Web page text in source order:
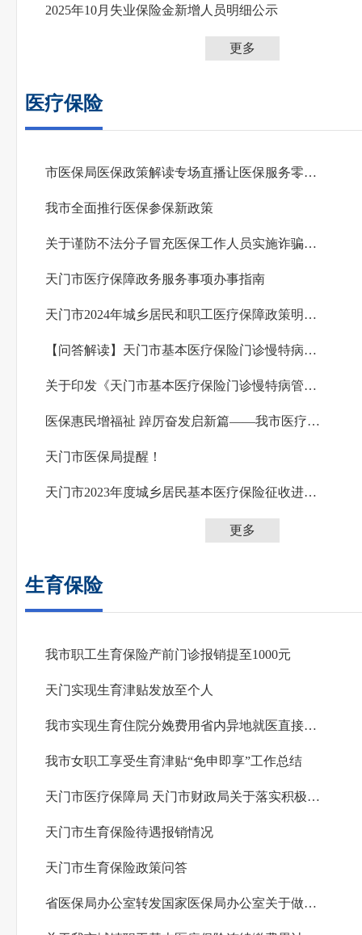
2025年10月失业保险金新增人员明细公示
更多
医疗保险
市医保局医保政策解读专场直播让医保服务零距离
我市全面推行医保参保新政策
关于谨防不法分子冒充医保工作人员实施诈骗的提示
天门市医疗保障政务服务事项办事指南
天门市2024年城乡居民和职工医疗保障政策明白卡
【问答解读】天门市基本医疗保险门诊慢特病管理实施办法
关于印发《天门市基本医疗保险门诊慢特病管理实施办法》的通知
医保惠民增福祉 踔厉奋发启新篇——我市医疗保障工作综述
天门市医保局提醒！
天门市2023年度城乡居民基本医疗保险征收进度表
更多
生育保险
我市职工生育保险产前门诊报销提至1000元
天门实现生育津贴发放至个人
我市实现生育住院分娩费用省内异地就医直接结算
我市女职工享受生育津贴“免申即享”工作总结
天门市医疗保障局 天门市财政局关于落实积极生育医疗保障支持措施的通知
天门市生育保险待遇报销情况
天门市生育保险政策问答
省医保局办公室转发国家医保局办公室关于做好三孩政策生育保险工作的通知